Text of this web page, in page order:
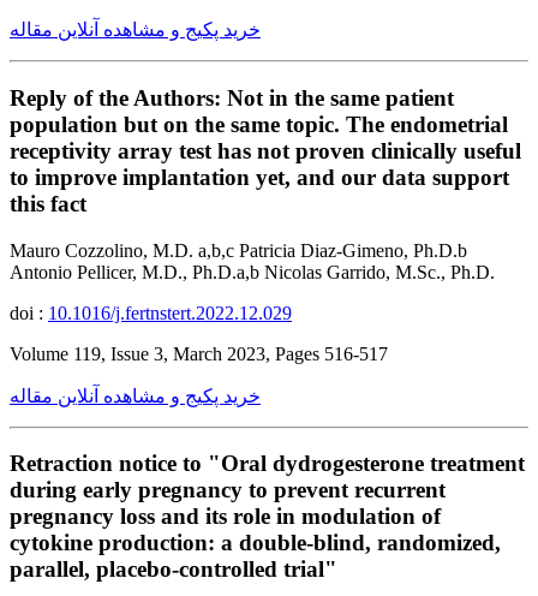
خرید پکیج و مشاهده آنلاین مقاله
Reply of the Authors: Not in the same patient
population but on the same topic. The endometrial
receptivity array test has not proven clinically useful
to improve implantation yet, and our data support
this fact
Mauro Cozzolino, M.D. a,b,c Patricia Diaz-Gimeno, Ph.D.b
Antonio Pellicer, M.D., Ph.D.a,b Nicolas Garrido, M.Sc., Ph.D.
doi : 10.1016/j.fertnstert.2022.12.029
Volume 119, Issue 3, March 2023, Pages 516-517
خرید پکیج و مشاهده آنلاین مقاله
Retraction notice to "Oral dydrogesterone treatment
during early pregnancy to prevent recurrent
pregnancy loss and its role in modulation of
cytokine production: a double-blind, randomized,
parallel, placebo-controlled trial"